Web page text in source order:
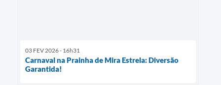
03 FEV 2026 - 16h31
Carnaval na Prainha de Mira Estrela: Diversão
Garantida!